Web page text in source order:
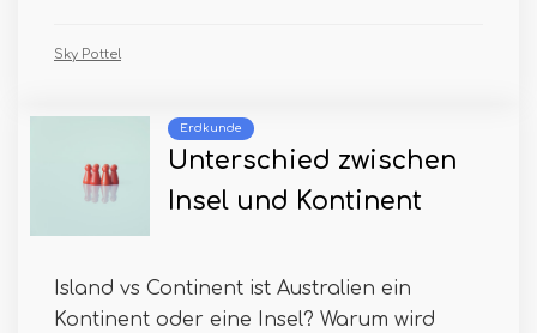
Sky Pottel
Erdkunde
Unterschied zwischen
Insel und Kontinent
Island vs Continent ist Australien ein
Kontinent oder eine Insel? Warum wird